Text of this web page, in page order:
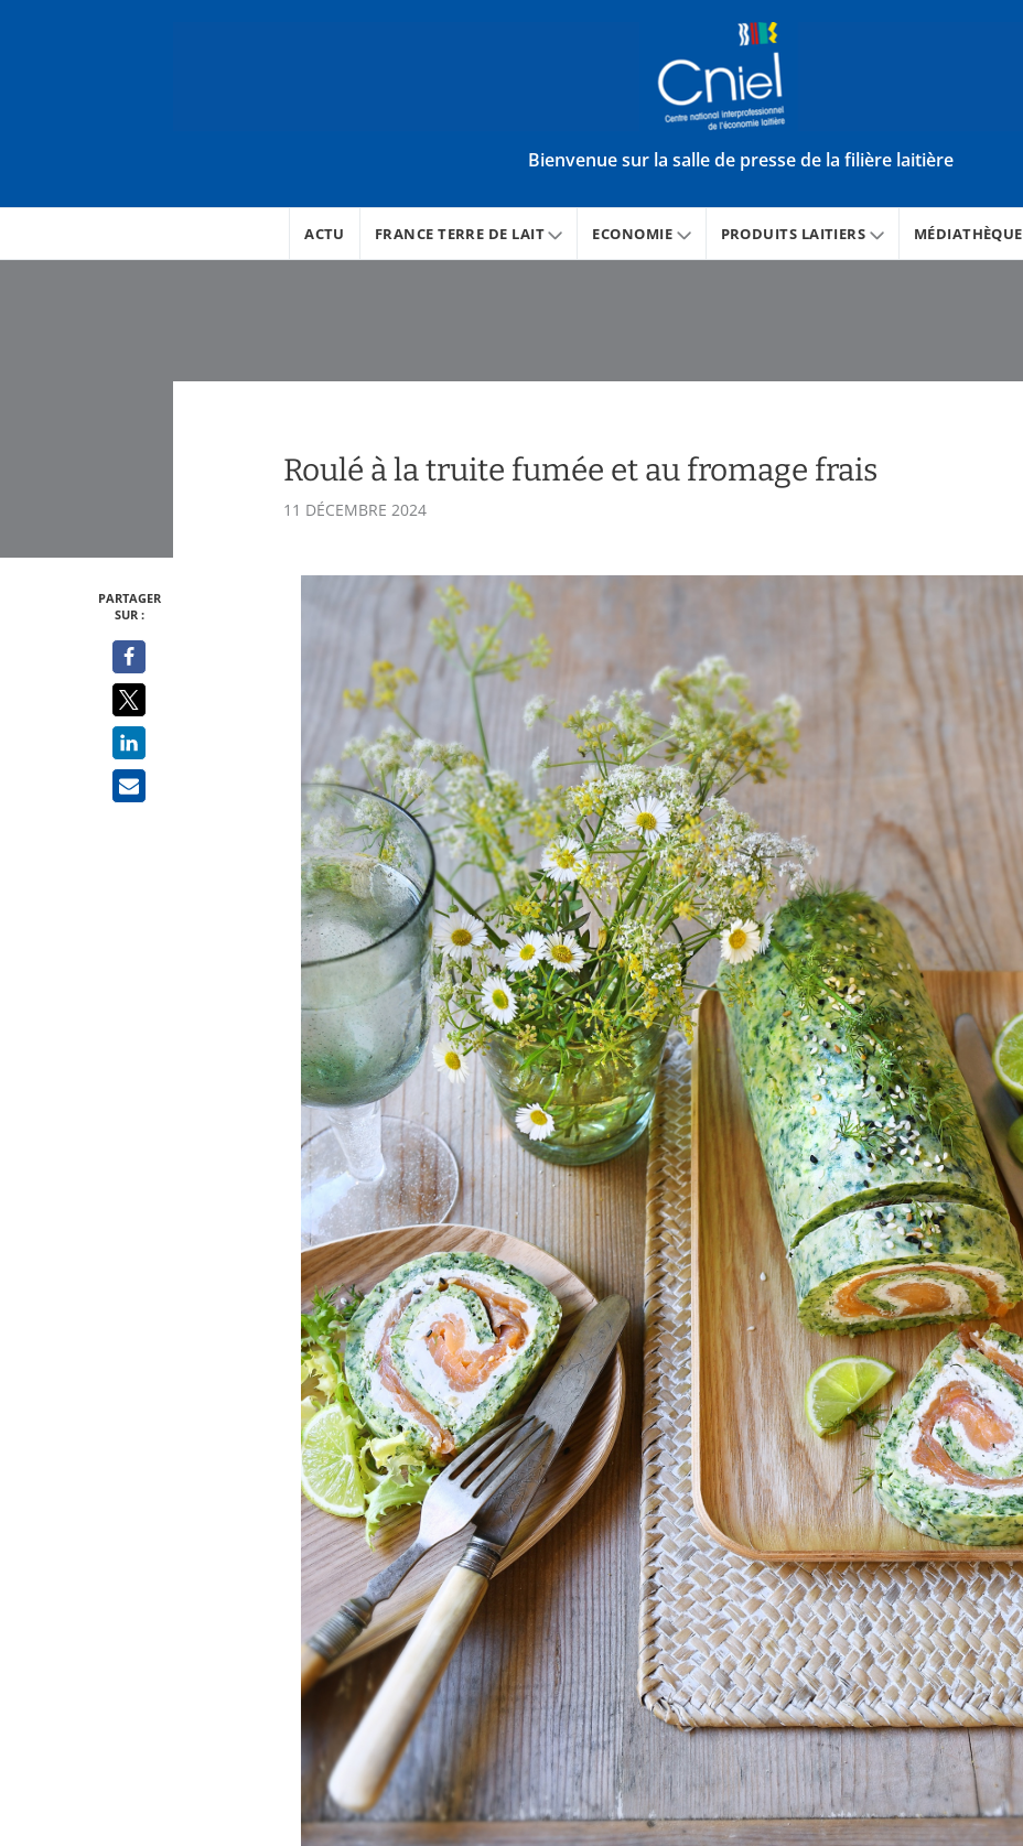
Bienvenue sur la salle de presse de la filière laitière
ACTU FRANCE TERRE DE LAIT ECONOMIE PRODUITS LAITIERS MÉDIATHÈQUE
Roulé à la truite fumée et au fromage frais
11 DÉCEMBRE 2024
PARTAGER
SUR :